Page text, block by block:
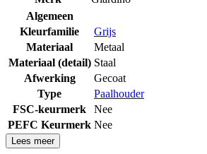
Algemeen
Kleurfamilie
Grijs
Materiaal
Metaal
Materiaal (detail) Staal
Afwerking
Gecoat
Type
Paalhouder
FSC-keurmerk
Nee
PEFC Keurmerk Nee
Lees meer